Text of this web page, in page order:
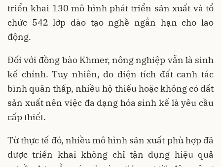
triển khai 130 mô hình phát triển sản xuất và tổ
chức 542 lớp đào tạo nghề ngắn hạn cho lao
động.
Đối với đồng bào Khmer, nông nghiệp vẫn là sinh
kế chính. Tuy nhiên, do diện tích đất canh tác
bình quân thấp, nhiều hộ thiếu hoặc không có đất
sản xuất nên việc đa dạng hóa sinh kế là yêu cầu
cấp thiết.
Từ thực tế đó, nhiều mô hình sản xuất phù hợp đã
được triển khai không chỉ tận dụng hiệu quả